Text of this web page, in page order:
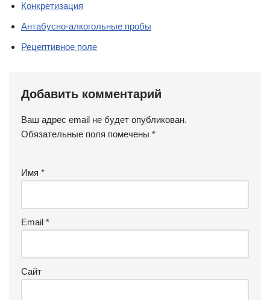
Конкретизация
Антабусно-алкогольные пробы
Рецептивное поле
Добавить комментарий
Ваш адрес email не будет опубликован.
Обязательные поля помечены *
Имя *
Email *
Сайт